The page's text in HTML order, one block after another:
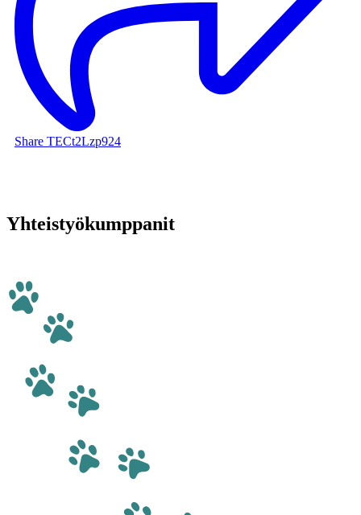
Share TECt2Lzp924
Yhteistyökumppanit